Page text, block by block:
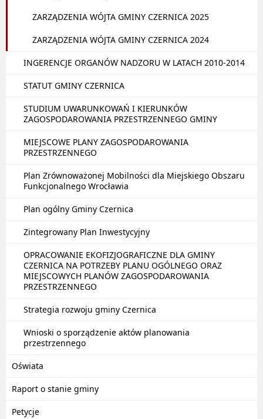
ZARZĄDZENIA WÓJTA GMINY CZERNICA 2025
ZARZĄDZENIA WÓJTA GMINY CZERNICA 2024
INGERENCJE ORGANÓW NADZORU W LATACH 2010-2014
STATUT GMINY CZERNICA
STUDIUM UWARUNKOWAŃ I KIERUNKÓW
ZAGOSPODAROWANIA PRZESTRZENNEGO GMINY
MIEJSCOWE PLANY ZAGOSPODAROWANIA
PRZESTRZENNEGO
Plan Zrównoważonej Mobilności dla Miejskiego Obszaru
Funkcjonalnego Wrocławia
Plan ogólny Gminy Czernica
Zintegrowany Plan Inwestycyjny
OPRACOWANIE EKOFIZJOGRAFICZNE DLA GMINY
CZERNICA NA POTRZEBY PLANU OGÓLNEGO ORAZ
MIEJSCOWYCH PLANÓW ZAGOSPODAROWANIA
PRZESTRZENNEGO
Strategia rozwoju gminy Czernica
Wnioski o sporządzenie aktów planowania
przestrzennego
Oświata
Raport o stanie gminy
Petycje